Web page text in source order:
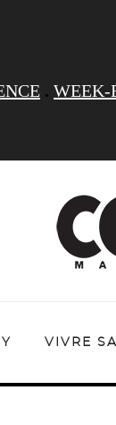
. WEEK-
VIVRE